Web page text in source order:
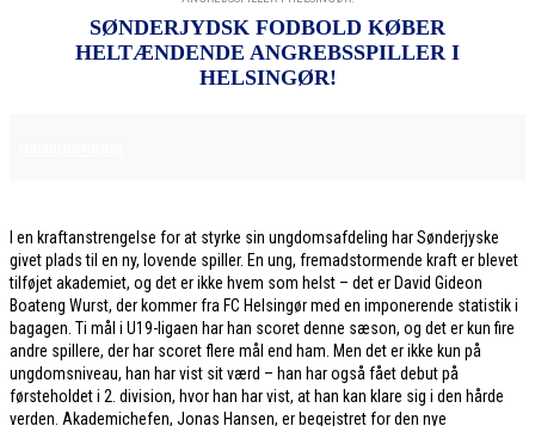
SØNDERJYDSK FODBOLD KØBER
HELTÆNDENDE ANGREBSSPILLER I
HELSINGØR!
I en kraftanstrengelse for at styrke sin ungdomsafdeling har Sønderjyske
givet plads til en ny, lovende spiller. En ung, fremadstormende kraft er blevet
tilføjet akademiet, og det er ikke hvem som helst – det er David Gideon
Boateng Wurst, der kommer fra FC Helsingør med en imponerende statistik i
bagagen. Ti mål i U19-ligaen har han scoret denne sæson, og det er kun fire
andre spillere, der har scoret flere mål end ham. Men det er ikke kun på
ungdomsniveau, han har vist sit værd – han har også fået debut på
førsteholdet i 2. division, hvor han har vist, at han kan klare sig i den hårde
verden. Akademichefen, Jonas Hansen, er begejstret for den nye